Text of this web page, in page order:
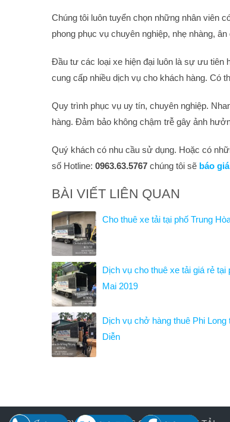
Chúng tôi luôn tuyển chọn những nhân viên
phong phục vụ chuyên nghiệp, nhẹ nhàng,
Đầu tư các loại xe hiện đại luôn là sự ưu tiên
cung cấp nhiều dịch vụ cho khách hàng. Có
Quy trình phục vụ uy tín, chuyên nghiệp.
hàng. Đảm bảo không chậm trễ gây ảnh
Quý khách có nhu cầu sử dụng. Hoặc có
số Hotline: 0963.63.5767 chúng tôi sẽ báo
BÀI VIẾT LIÊN QUAN
Cho thuê xe tải tại phố Trung
Dịch vụ cho thuê xe tải giá rẻ tại
Mai 2019
Dịch vụ chở hàng thuê Phi Long
Diễn